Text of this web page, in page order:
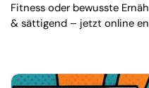
Fitness oder bewusste
& sättigend – jetzt online